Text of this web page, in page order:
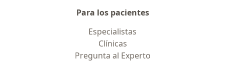
Para los pacientes
Especialistas
Clínicas
Pregunta al Experto